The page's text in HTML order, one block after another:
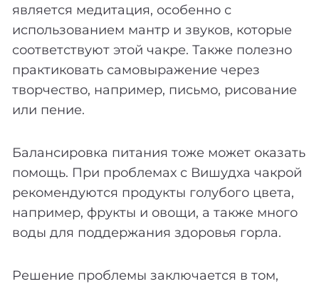
является медитация, особенно с
использованием мантр и звуков, которые
соответствуют этой чакре. Также полезно
практиковать самовыражение через
творчество, например, письмо, рисование
или пение.
Балансировка питания тоже может оказать
помощь. При проблемах с Вишудха чакрой
рекомендуются продукты голубого цвета,
например, фрукты и овощи, а также много
воды для поддержания здоровья горла.
Решение проблемы заключается в том,